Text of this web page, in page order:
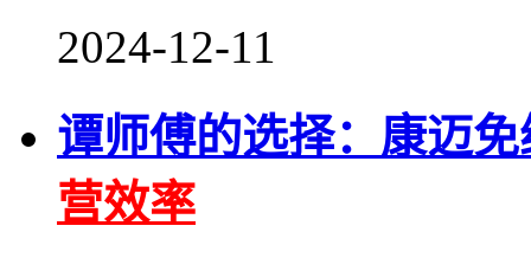
2024-12-11
谭师傅的选择：康迈
营效率